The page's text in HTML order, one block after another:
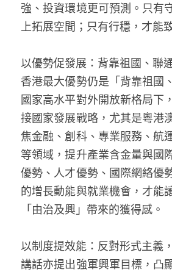
強、投資環境更可預測。只有
上拓展空間；只有行穩，才能
以優勢促發展：背靠祖國、聯
香港最大優勢仍是「背靠祖國
國家高水平對外開放新格局下
接國家發展戰略，尤其是粵港
焦金融、創科、專業服務、航
等領域，提升產業含金量與國
優勢、人才優勢、國際網絡優
的增長動能與就業機會，才能
「由治及興」帶來的獲得感。
以制度提效能：反對形式主義
講話亦提出強軍興軍目標，凸